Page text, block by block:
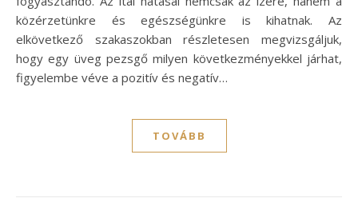
közérzetünkre és egészségünkre is kihatnak. Az
elkövetkező szakaszokban részletesen megvizsgáljuk,
hogy egy üveg pezsgő milyen következményekkel járhat,
figyelembe véve a pozitív és negatív…
TOVÁBB